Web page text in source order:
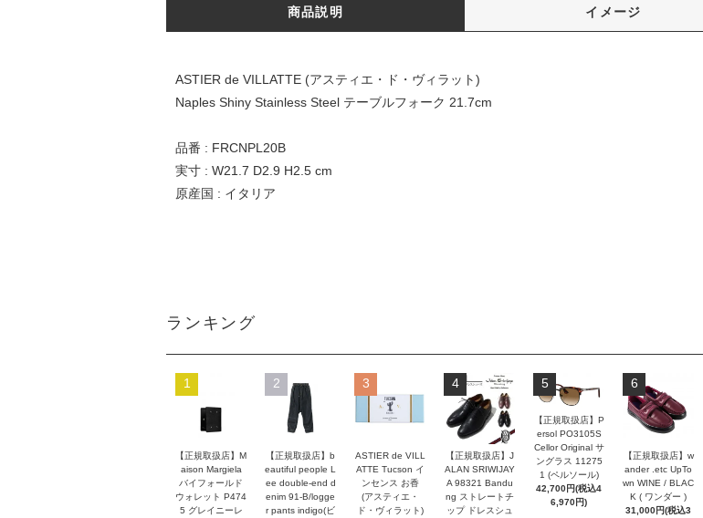
商品説明 イメージ
ASTIER de VILLATTE (アスティエ・ド・ヴィラット)
Naples Shiny Stainless Steel テーブルフォーク 21.7cm
品番 : FRCNPL20B
実寸 : W21.7 D2.9 H2.5 cm
原産国 : イタリア
ランキング
1
【正規取扱店】M
aison Margiela
バイフォールド
ウォレット P474
5 グレイニーレ
2
【正規取扱店】b
eautiful people L
ee double-end d
enim 91-B/logge
r pants indigo(ビ
3
ASTIER de VILL
ATTE Tucson イ
ンセンス お香
(アスティエ・
ド・ヴィラット)
4
【正規取扱店】J
ALAN SRIWIJAY
A 98321 Bandu
ng ストレートチ
ップ ドレスシュ
5
【正規取扱店】P
ersol PO3105S
Cellor Original サ
ングラス 11275
1 (ペルソール)
42,700円(税込4
6,970円)
6
【正規取扱店】w
ander .etc UpTo
wn WINE / BLAC
K ( ワンダー )
31,000円(税込3